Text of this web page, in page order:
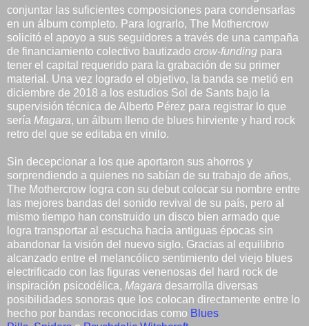
conjuntar las suficientes composiciones para condensarlas
en un álbum completo. Para lograrlo, The Mothercrow
solicitó el apoyo a sus seguidores a través de una campaña
de financiamiento colectivo bautizado crow-funding para
tener el capital requerido para la grabación de su primer
material. Una vez logrado el objetivo, la banda se metió en
diciembre de 2018 a los estudios Sol de Sants bajo la
supervisión técnica de Alberto Pérez para registrar lo que
sería Magara, un álbum lleno de blues hirviente y hard rock
retro del que se editaba en vinilo.
Sin decepcionar a los que aportaron sus ahorros y
sorprendiendo a quienes no sabían de su trabajo de años,
The Mothercrow logra con su debut colocar su nombre entre
las mejores bandas del sonido revival de su país, pero al
mismo tiempo han construido un disco bien armado que
logra transportar al escucha hacia antiguas épocas sin
abandonar la visión del nuevo siglo. Gracias al equilibrio
alcanzado entre el melancólico sentimiento del viejo blues
electrificado con las figuras venenosas del hard rock de
inspiración psicodélica, Magara desarrolla diversas
posibilidades sonoras que los colocan directamente entre lo
hecho por bandas reconocidas como Blues